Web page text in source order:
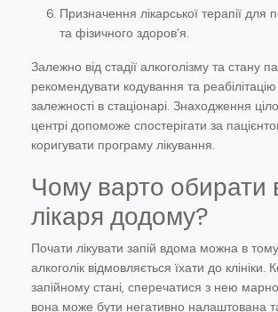
Призначення лікарської терапії
та фізичного здоров’я.
Залежно від стадії алкоголізму та стану
рекомендувати кодування та реабілітацію
залежності в стаціонарі. Знаходження
центрі допоможе спостерігати за
коригувати програму лікування.
Чому варто обирати
лікаря додому?
Почати лікувати запій вдома можна в
алкоголік відмовляється їхати до
запійному стані, сперечатися з нею
вона може бути негативно налаштована